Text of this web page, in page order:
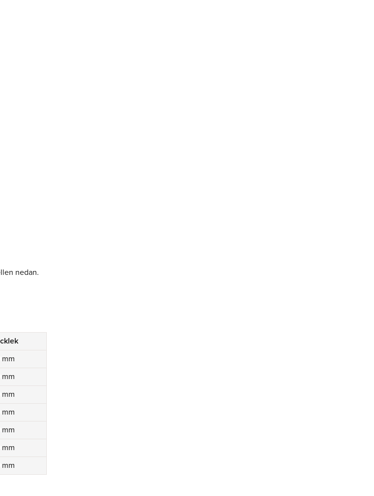
nedan.
mm
mm
mm
mm
mm
mm
mm